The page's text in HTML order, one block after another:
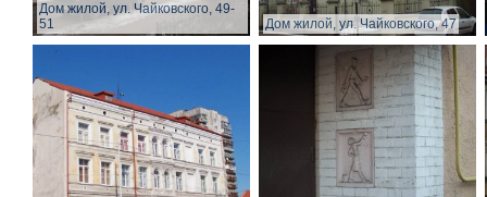
Дом жилой, ул. Чайковского, 49-
51
Дом жилой, ул. Чайковского, 47